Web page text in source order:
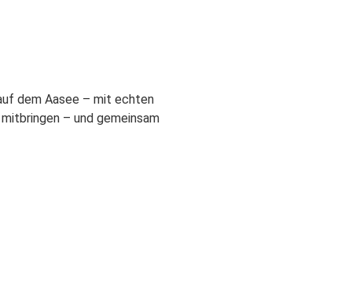
dem Aasee – mit echten
– und gemeinsam